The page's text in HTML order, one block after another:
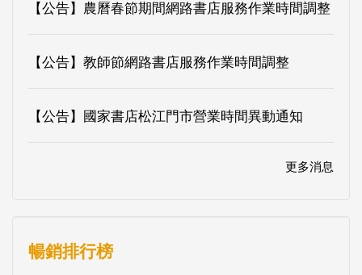
【公告】農曆春節期間網路書店服務作業時間調整
【公告】教師節網路書店服務作業時間調整
【公告】國家書店松江門市營業時間異動通知
更多消息
暢銷排行榜